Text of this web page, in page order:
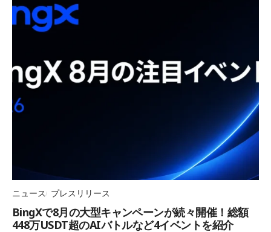
ニュース プレスリリース
BingXで8月の大型キャンペーンが続々開催！総額
448万USDT超のAIバトルなど4イベントを紹介